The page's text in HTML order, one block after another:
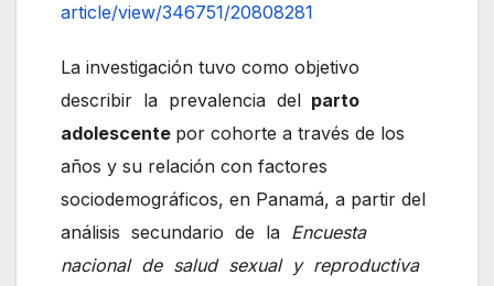
article/view/346751/20808281
La investigación tuvo como objetivo
describir la prevalencia del parto
adolescente por cohorte a través de los
años y su relación con factores
sociodemográficos, en Panamá, a partir del
análisis secundario de la Encuesta
nacional de salud sexual y reproductiva